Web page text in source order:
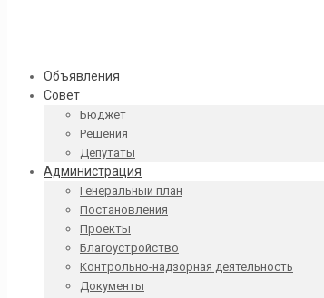
Объявления
Совет
Бюджет
Решения
Депутаты
Администрация
Генеральный план
Постановления
Проекты
Благоустройство
Контрольно-надзорная деятельность
Документы